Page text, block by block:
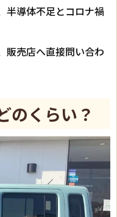
半導体不足とコロナ禍
販売店へ直接問い合わ
のくらい？